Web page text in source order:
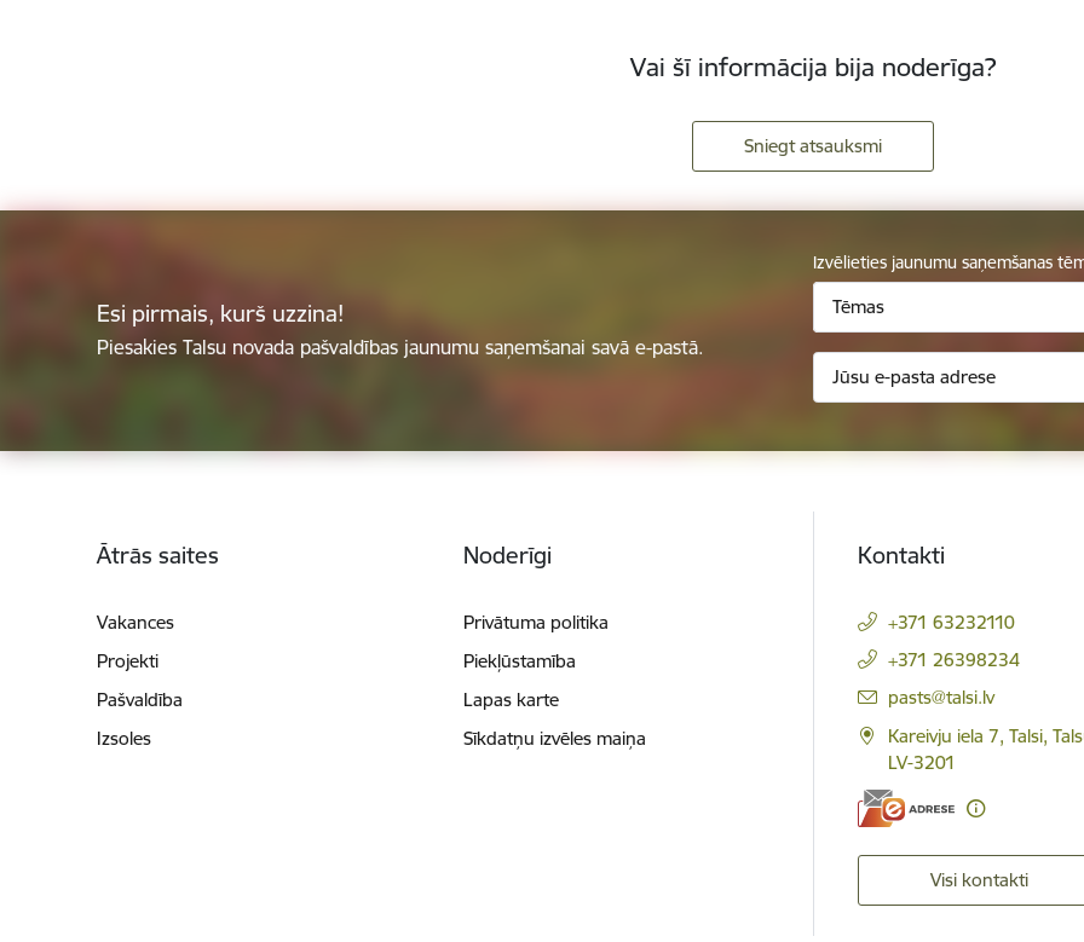
Vai šī informācija bija noderīga?
Sniegt atsauksmi
Esi pirmais, kurš uzzina!
Piesakies Talsu novada pašvaldības jaunumu saņemšanai savā e-pastā.
Izvēlieties jaunumu saņemšanas
Tēmas
Ātrās saites
Vakances
Projekti
Pašvaldība
Izsoles
Noderīgi
Privātuma politika
Piekļūstamība
Lapas karte
Sīkdatņu izvēles maiņa
Kontakti
+371 63232110
+371 26398234
E-pasts:
pasts@talsi.lv
Kareivju iela 7, Talsi,
LV-3201
Visi kontakti